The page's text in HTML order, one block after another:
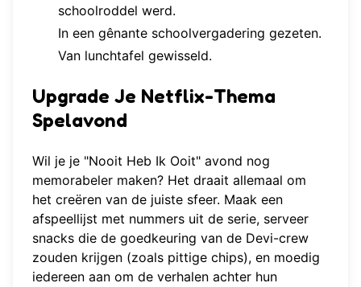
schoolroddel werd.
In een gênante schoolvergadering gezeten.
Van lunchtafel gewisseld.
Upgrade Je Netflix-Thema
Spelavond
Wil je je "Nooit Heb Ik Ooit" avond nog
memorabeler maken? Het draait allemaal om
het creëren van de juiste sfeer. Maak een
afspeellijst met nummers uit de serie, serveer
snacks die de goedkeuring van de Devi-crew
zouden krijgen (zoals pittige chips), en moedig
iedereen aan om de verhalen achter hun